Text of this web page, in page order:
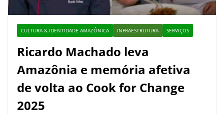
CULTURA & IDENTIDADE AMAZÔNICA INFRAESTRUTURA SERVIÇOS
Ricardo Machado leva
Amazônia e memória afetiva
de volta ao Cook for Change
2025